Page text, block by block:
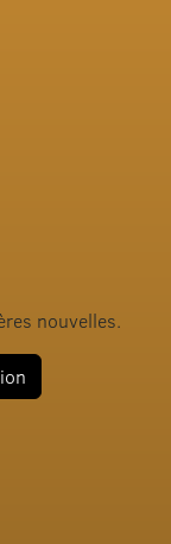
nouvelles.